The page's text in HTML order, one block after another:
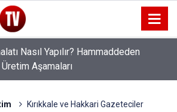
Nasıl Yapılır? Hammaddeden
Aşamaları
Kırıkkale ve Hakkari Gazeteciler